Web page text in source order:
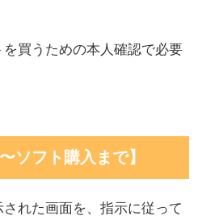
買うための本人確認で必要
ソフト購入まで】
れた画面を、指示に従って